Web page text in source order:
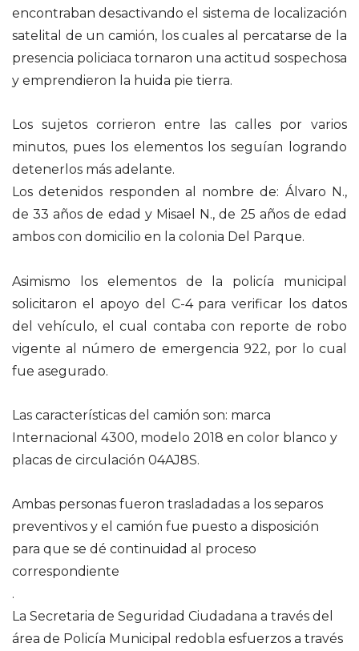
encontraban desactivando el sistema de localización
satelital de un camión, los cuales al percatarse de la
presencia policiaca tornaron una actitud sospechosa
y emprendieron la huida pie tierra.
Los sujetos corrieron entre las calles por varios
minutos, pues los elementos los seguían logrando
detenerlos más adelante.
Los detenidos responden al nombre de: Álvaro N.,
de 33 años de edad y Misael N., de 25 años de edad
ambos con domicilio en la colonia Del Parque.
Asimismo los elementos de la policía municipal
solicitaron el apoyo del C-4 para verificar los datos
del vehículo, el cual contaba con reporte de robo
vigente al número de emergencia 922, por lo cual
fue asegurado.
Las características del camión son: marca
Internacional 4300, modelo 2018 en color blanco y
placas de circulación 04AJ8S.
Ambas personas fueron trasladadas a los separos
preventivos y el camión fue puesto a disposición
para que se dé continuidad al proceso
correspondiente
.
La Secretaria de Seguridad Ciudadana a través del
área de Policía Municipal redobla esfuerzos a través